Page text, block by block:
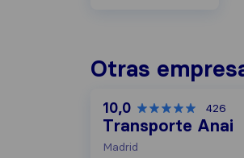
Otras
10,0 426
Transporte Anai
Madrid